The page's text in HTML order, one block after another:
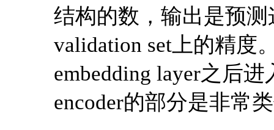
结构的数，输出是预
validation set上的精度
embedding layer之后
encoder的部分是非常